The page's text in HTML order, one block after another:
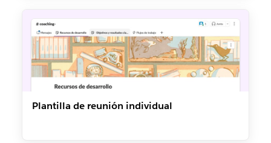
Plantilla de reunión individual